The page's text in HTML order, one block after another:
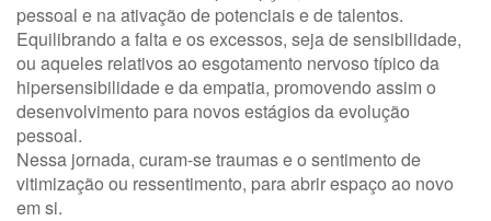
pessoal e na ativação de potenciais e de talentos.
Equilibrando a falta e os excessos, seja de sensibilidade,
ou aqueles relativos ao esgotamento nervoso típico da
hipersensibilidade e da empatia, promovendo assim o
desenvolvimento para novos estágios da evolução
pessoal.
Nessa jornada, curam-se traumas e o sentimento de
vitimização ou ressentimento, para abrir espaço ao novo
em si.